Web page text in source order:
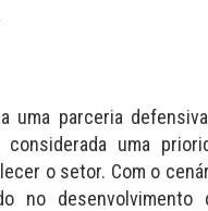
uma parceria
uma
o setor. Com o
no